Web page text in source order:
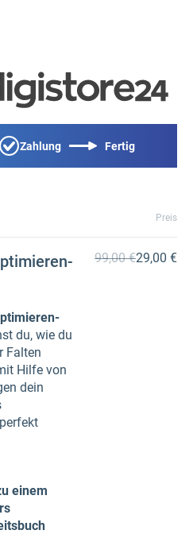
Zahlung Fertig
Preis
du, wie du
Falten
Hilfe von
dein
einem
99,00 €29,00 €